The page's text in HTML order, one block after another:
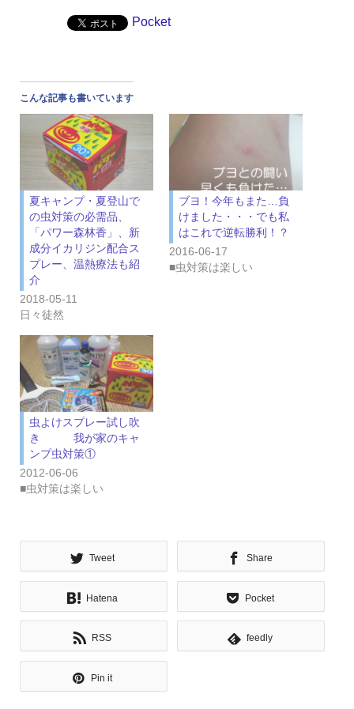
Pocket
こんな記事も書いています
夏キャンプ・夏登山で
の虫対策の必需品、
「パワー森林香」、新
成分イカリジン配合ス
プレー、温熱療法も紹
介
2018-05-11
日々徒然
ブヨ！今年もまた…負
けました・・・でも私
はこれで逆転勝利！？
2016-06-17
■虫対策は楽しい
虫よけスプレー試し吹
き 我が家のキャ
ンプ虫対策①
2012-06-06
■虫対策は楽しい
Tweet Share
Hatena Pocket
RSS feedly
Pin it